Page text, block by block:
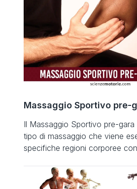
l’eliminazione dell’acido lattico.
negativi dell’attività fisica
Catabolismo muscolare e
Contratture Stress e ansia
Gara Ipofunzionalità
carico superiore alla forma
possibilità biochimiche […]
Massaggio Sportivo pre-
Il Massaggio Sportivo pre-
tipo di massaggio che viene
specifiche regioni corporee
tempi di recupero dopo
infortuni. Obiettivo del